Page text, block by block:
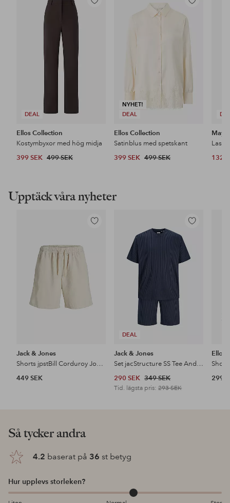
DEAL
Lägg
Ellos Collection
Kostymbyxor med hög midja
399 SEK 499 SEK
NYHET!
DEAL
Lägg
i
Ellos Collection
Satinblus med spetskant
399 SEK 499 SEK 132
Upptäck våra nyheter
Lägg
Jack & Jones
Shorts jpstBill Corduroy Jogger
449 SEK
DEAL
Lägg
i
favoriter
Jack & Jones
Set jacStructure SS Tee And Shorts
290 SEK 349 SEK
Tid. lägsta pris:293 SEK
Ellos
299
Så tycker andra
4.2 baserat på 36 st betyg
Hur upplevs storleken?